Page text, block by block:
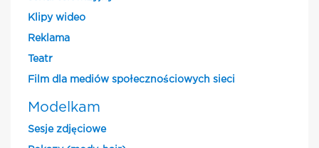
Klipy wideo
Reklama
Teatr
Film dla mediów społecznościowych sieci
Modelkam
Sesje zdjęciowe